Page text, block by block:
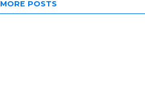
MORE POSTS